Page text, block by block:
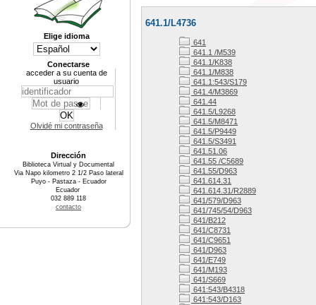
641.1/L4736
641
641.1 /M539
641.1/K838
641.1/M838
641.1:543/S179
641.4/M3869
641.44
641.5/L9268
641.5/M8471
641.5/P9449
641.5/S3491
641.51.06
641.55 /C5689
641.55/D963
641.614.31
641.614.31/R2889
641/579/D963
641/745/54/D963
641/B212
641/C8731
641/C9651
641/D963
641/E749
641/M193
641/S669
641:543/B4318
641:543/D163
Elige idioma
Conectarse
acceder a su cuenta de
usuario
Olvidé mi contraseña
Dirección
Biblioteca Virtual y Documental
Via Napo kilometro 2 1/2 Paso lateral
Puyo - Pastaza - Ecuador
Ecuador
032 889 118
contacto